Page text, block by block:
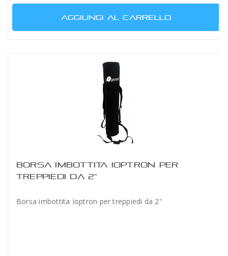
AGGIUNGI AL CARRELLO
BORSA IMBOTTITA IOPTRON PER
TREPPIEDI DA 2"
Borsa imbottita Ioptron per treppiedi da 2"